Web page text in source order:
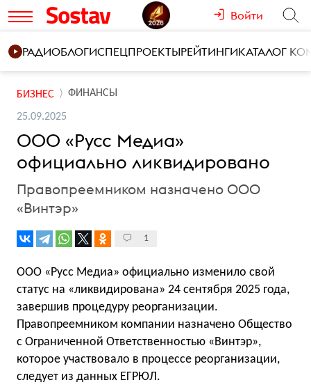
Войти
РАДИОБЛОГИСПЕЦПРОЕКТЫРЕЙТИНГИКАТАЛОГ
БИЗНЕС ФИНАНСЫ
25.09.2025
ООО «Русс Медиа»
официально ликвидировано
Правопреемником назначено ООО
«Винтэр»
1
ООО «Русс Медиа» официально изменило свой
статус на «ликвидирована» 24 сентября 2025 года,
завершив процедуру реорганизации.
Правопреемником компании назначено Общество
с Ограниченной Ответственностью «Винтэр»,
которое участвовало в процессе реорганизации,
следует из данных ЕГРЮЛ.